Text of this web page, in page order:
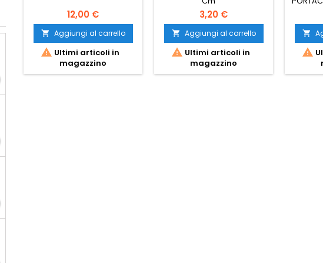
12,00 €
 Aggiungi al carrello
 Ultimi articoli in
magazzino
3,20 €
 Aggiungi al carrello
 Ultimi articoli in
magazzino

